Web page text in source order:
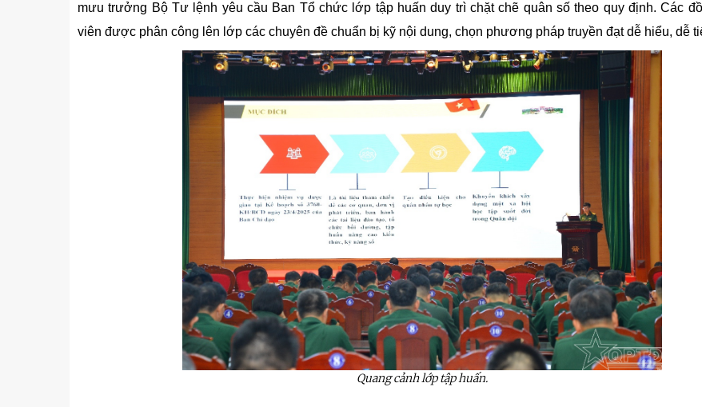
mưu trưởng Bộ Tư lệnh yêu cầu Ban Tổ chức lớp tập huấn duy trì chặt chẽ quân số theo quy định. Các
viên được phân công lên lớp các chuyên đề chuẩn bị kỹ nội dung, chọn phương pháp truyền đạt dễ hiểu, dễ
Quang cảnh lớp tập huấn.
Hương Tết ra đảo tiền tiêu
Tiểu đoàn Thiết giáp
trong dịp Tết Nguyên đán